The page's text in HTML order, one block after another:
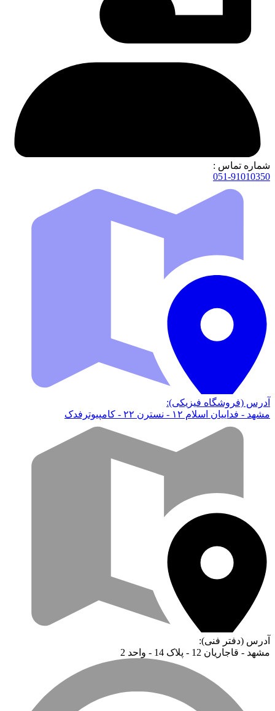
شماره تماس :
051-91010350
آدرس (فروشگاه فیزیکی):
مشهد - فداییان اسلام ۱۲ - نسترن ۲۲ - کامپیوترفدک
آدرس (دفتر فنی):
مشهد - قاجاریان 12 - پلاک 14 - واحد 2